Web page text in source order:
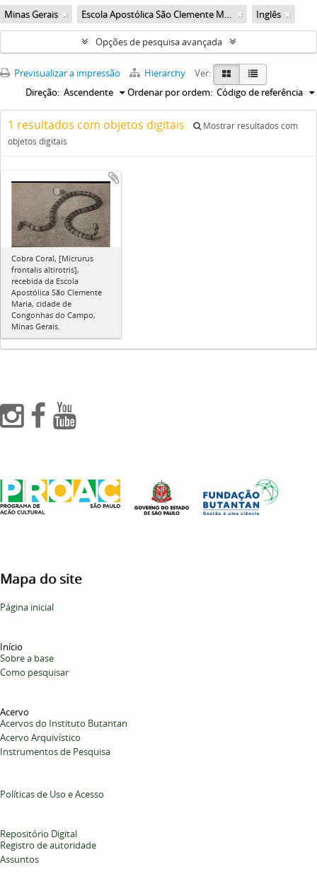
Minas Gerais Escola Apostólica São Clemente Maria Inglês
Opções de pesquisa avançada
Previsualizar a impressão Hierarchy
Ver:
Ordenar por ordem: Código de referência
Direção: Ascendente
1 resultados com objetos digitais
Mostrar resultados com
objetos digitais
Cobra Coral, [Micrurus
frontalis altirotris],
recebida da Escola
Apostólica São Clemente
Maria, cidade de
Congonhas do Campo,
Minas Gerais.
Mapa do site
Página inicial
Início
Sobre a base
Como pesquisar
Acervo
Acervos do Instituto Butantan
Acervo Arquivístico
Instrumentos de Pesquisa
Políticas de Uso e Acesso
Repositório Digital
Registro de autoridade
Assuntos